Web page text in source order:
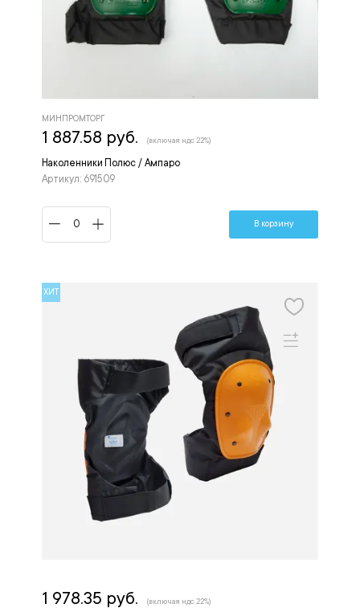
Наколенники Полюс / Ампаро
Артикул: 691509
МИНПРОМТОРГ
1 887.58 руб. (включая ндс 22%)
В корзину
ХИТ
1 978.35 руб. (включая ндс 22%)